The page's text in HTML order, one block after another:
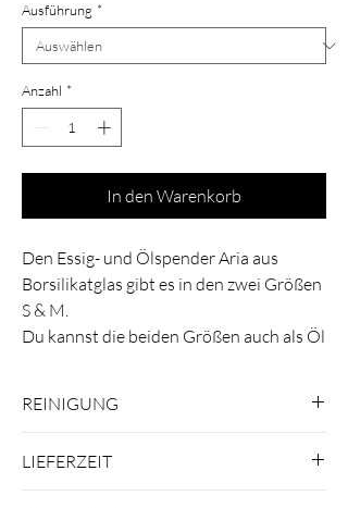
Ausführung *
Anzahl *
In den Warenkorb
Den Essig- und Ölspender Aria aus
Borsilikatglas gibt es in den zwei Größen
S & M.
Du kannst die beiden Größen auch als Öl
Größe S:
Höhe 16 cm
Kapazität 27 cl.
REINIGUNG
niedrigen Temperaturen (40 Grad)
empfohlen.
LIEFERZEIT